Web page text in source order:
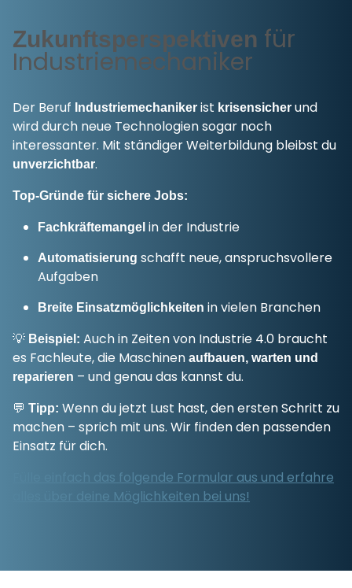
Zukunftsperspektiven für
Industriemechaniker
Der Beruf Industriemechaniker ist krisensicher und
wird durch neue Technologien sogar noch
interessanter. Mit ständiger Weiterbildung bleibst du
unverzichtbar.
Top-Gründe für sichere Jobs:
Fachkräftemangel in der Industrie
Automatisierung schafft neue, anspruchsvollere
Aufgaben
Breite Einsatzmöglichkeiten in vielen Branchen
💡 Beispiel: Auch in Zeiten von Industrie 4.0 braucht
es Fachleute, die Maschinen aufbauen, warten und
reparieren – und genau das kannst du.
💬 Tipp: Wenn du jetzt Lust hast, den ersten Schritt zu
machen – sprich mit uns. Wir finden den passenden
Einsatz für dich.
Fülle einfach das folgende Formular aus und erfahre
alles über deine Möglichkeiten bei uns!